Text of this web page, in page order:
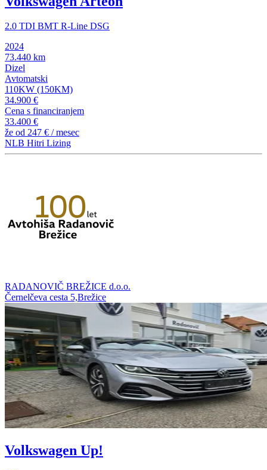
2.0 TDI BMT R-Line DSG
2024
73.440 km
Dizel
Avtomatski
110KW (150KM)
34.900 €
Cena s financiranjem
33.400 €
že od 247 € / mesec
NLB Hitri Lizing
RADANOVIČ BREŽICE d.o.o.
Černelčeva cesta 5,Brežice
Volkswagen Up!